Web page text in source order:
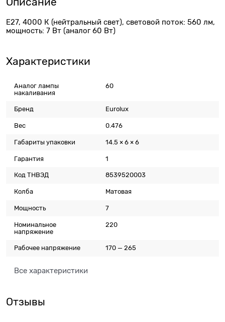
Е27, 4000 К (нейтральный свет), световой поток: 560 лм,
мощность: 7 Вт (аналог 60 Вт)
Характеристики
Аналог лампы
накаливания
60
Бренд Eurolux
Вес 0.476
Габариты упаковки 14.5 × 6 × 6
Гарантия 1
Код ТНВЭД 8539520003
Колба Матовая
Мощность 7
Номинальное
напряжение
220
Рабочее напряжение 170 — 265
Все характеристики
Отзывы